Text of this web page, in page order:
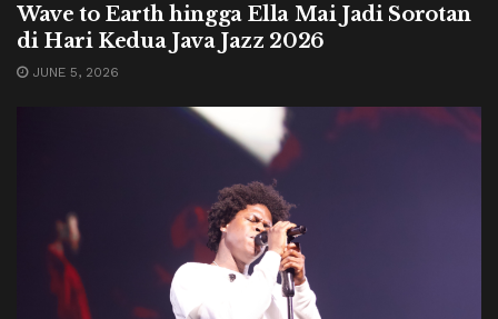
Wave to Earth hingga Ella Mai Jadi Sorotan
di Hari Kedua Java Jazz 2026
JUNE 5, 2026